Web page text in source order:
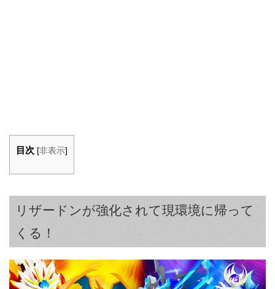
目次 [非表示]
リザードンが強化されて現環境に帰って
くる！